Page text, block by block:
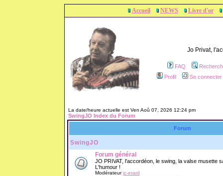
Accueil NEWS Livre d'or
Jo Privat,
FAQ
Profil
Se
La date/heure actuelle est Ven Aoû 07, 2026 12:24 pm
SwingJO Index du Forum
Forum
SwingJO
Forum général
JO PRIVAT, l'accordéon, le swing, la valse musette
L'humour !
Modérateurjc-erard